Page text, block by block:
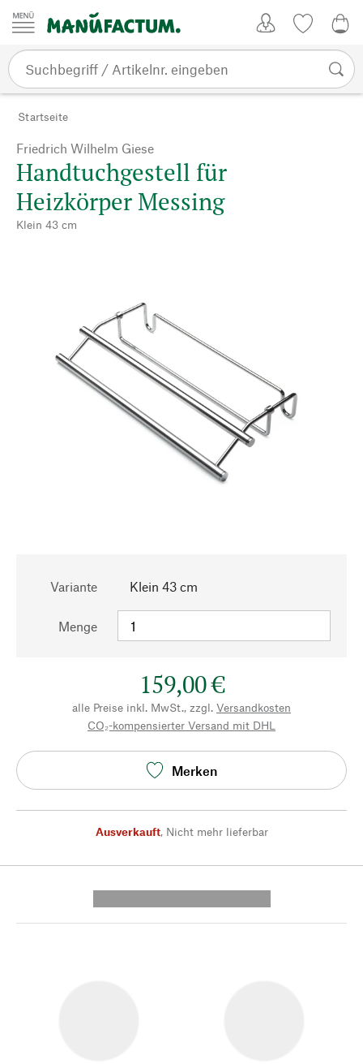
Zum Inhalt springen
Startseite
Friedrich Wilhelm Giese
Handtuchgestell für
Heizkörper Messing
Klein 43 cm
Variante Klein 43 cm
Menge
159,00 €
alle Preise inkl. MwSt., zzgl. Versandkosten
CO₂-kompensierter Versand mit DHL
Merken
Ausverkauft, Nicht mehr lieferbar